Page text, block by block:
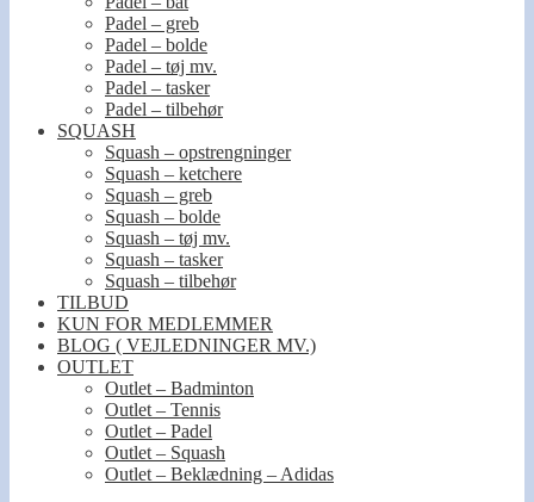
Padel – greb
Padel – bolde
Padel – tøj mv.
Padel – tasker
Padel – tilbehør
SQUASH
Squash – opstrengninger
Squash – ketchere
Squash – greb
Squash – bolde
Squash – tøj mv.
Squash – tasker
Squash – tilbehør
TILBUD
KUN FOR MEDLEMMER
BLOG ( VEJLEDNINGER MV.)
OUTLET
Outlet – Badminton
Outlet – Tennis
Outlet – Padel
Outlet – Squash
Outlet – Beklædning – Adidas